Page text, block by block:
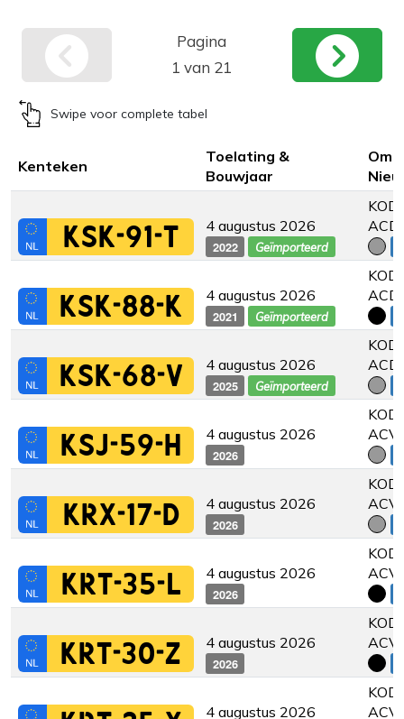
Pagina
1 van 21
Swipe voor complete tabel
Kenteken
Toelating &
Bouwjaar
KSK-91-T 4 augustus 2026
2022 Geïmporteerd
KSK-88-K 4 augustus 2026
2021 Geïmporteerd
KSK-68-V 4 augustus 2026
2025 Geïmporteerd
KSJ-59-H 4 augustus 2026
2026
KRX-17-D 4 augustus 2026
2026
KRT-35-L 4 augustus 2026
2026
KRT-30-Z 4 augustus 2026
2026
4 augustus 2026